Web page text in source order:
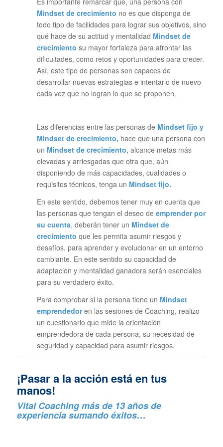
Mindset de crecimiento no es que disponga de
todo tipo de facilidades para lograr sus objetivos, sino
qué hace de su actitud y mentalidad Mindset de
crecimiento su mayor fortaleza para afrontar las
dificultades, como retos y oportunidades para crecer.
Así, este tipo de personas son capaces de
desarrollar nuevas estrategias e intentarlo de nuevo
cada vez que no logran lo que se proponen.
Las diferencias entre las personas de Mindset fijo y
Mindset de crecimiento, hace que una persona con
un Mindset de crecimiento, alcance metas más
elevadas y arriesgadas que otra que, aún
disponiendo de más capacidades, cualidades o
requisitos técnicos, tenga un Mindset fijo.
En este sentido, debemos tener muy en cuenta que
las personas que tengan el deseo de emprender por
su cuenta, deberán tener un Mindset de
crecimiento que les permita asumir riesgos y
desafíos, para aprender y evolucionar en un entorno
cambiante. En este sentido su capacidad de
adaptación y mentalidad ganadora serán esenciales
para su verdadero éxito.
Para comprobar si la persona tiene un Mindset
emprendedoren las sesiones de Coaching, realizo
un cuestionario que mide la orientación
emprendedora de cada persona; su necesidad de
seguridad y capacidad para asumir riesgos.
¡Pasar a la acción está en tus
manos!
Vital Coaching más de 13 años de
experiencia sumando éxitos…